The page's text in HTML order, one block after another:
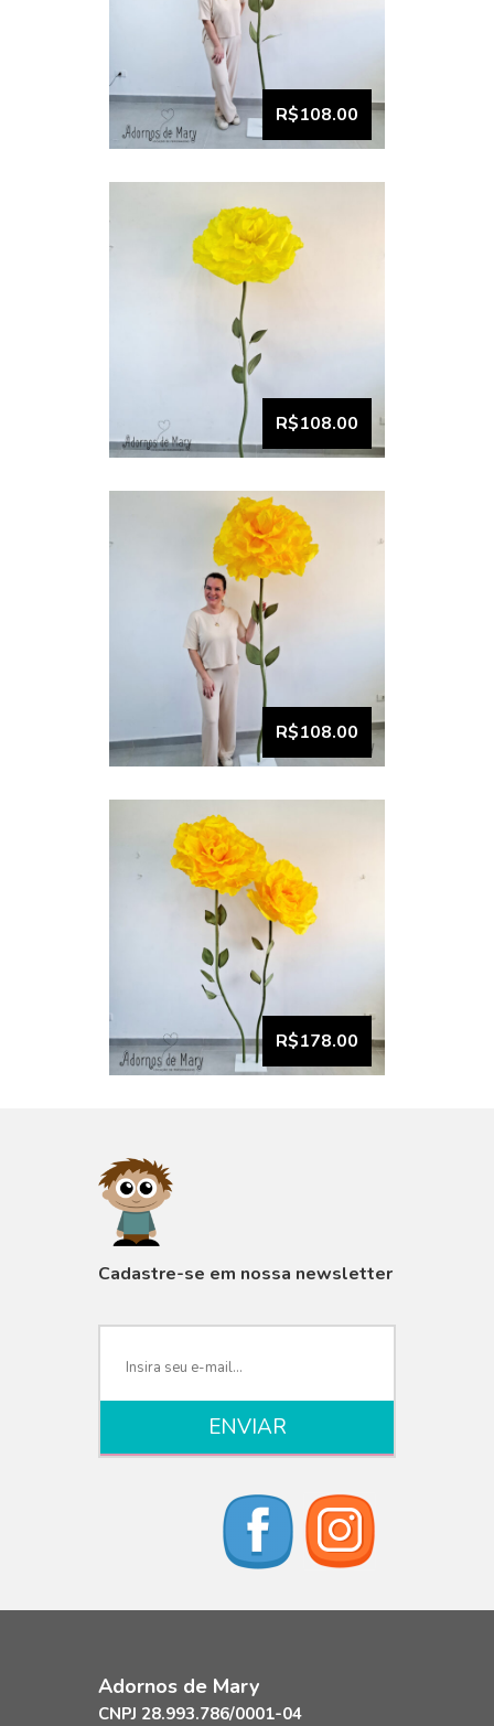
VISUALIZAR
R$108.00
VISUALIZAR
Flor Gigante Amarelo
Limão Unitário (3)
R$108.00
VISUALIZAR
Flor Gigante Amarelo
Canário Unitário (2)
R$108.00
VISUALIZAR
Dupla Flor Gigante
Amarelo Canário (1)
R$178.00
VISUALIZAR
Cadastre-se em nossa newsletter
Adornos de Mary
CNPJ 28.993.786/0001-04